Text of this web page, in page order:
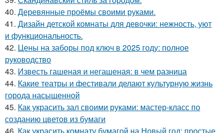
40. Деревянные проёмы своими руками.
41. Дизайн детской комнаты для девочки: нежность, уют
и функциональность.
42. Цены на заборы под ключ в 2025 году: полное
руководство
43. Известь гашеная и негашеная: в чем разница
44. Какие театры и фестивали делают культурную жизнь
города насыщенной
45. Как украсить зал своими руками: мастер-класс по
созданию цветов из бумаги
46. Как украсить комнату бумагой на Новый год: простые